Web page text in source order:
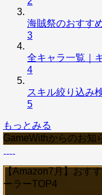
海賊祭のおすす
3
全キャラ一覧｜
4
スキル絞り込み
5
もっとみる
GameWithからのお知
【Amazon7月】おす
ーラーTOP4